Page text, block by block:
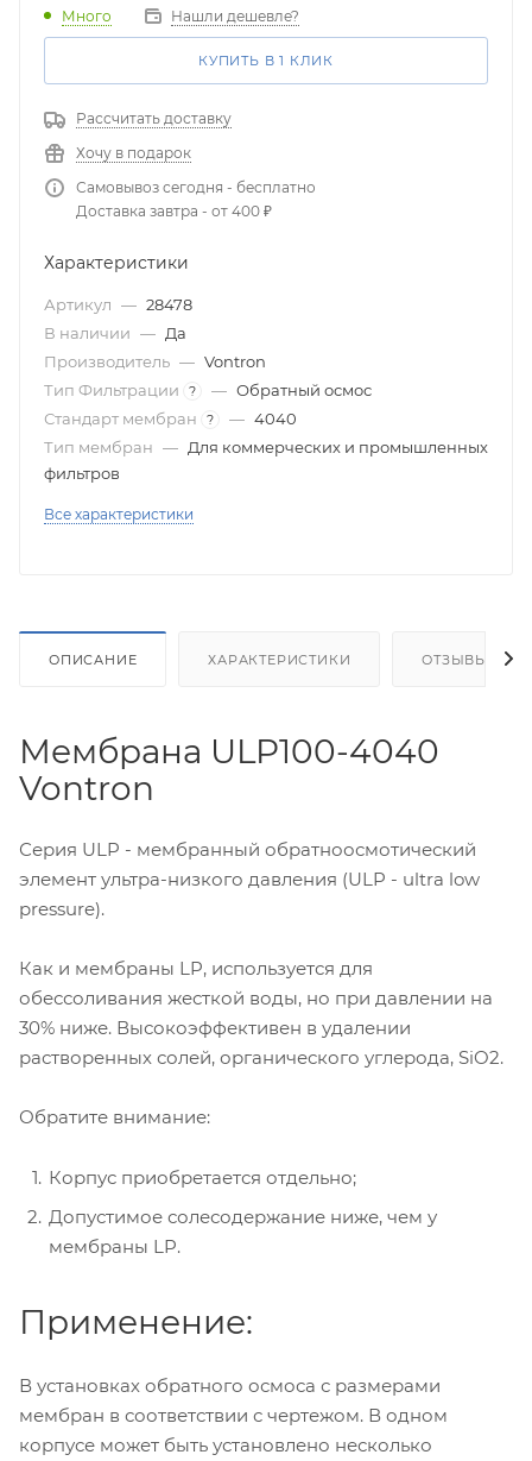
Много Нашли дешевле?
КУПИТЬ В 1 КЛИК
Рассчитать доставку
Хочу в подарок
Самовывоз сегодня - бесплатно
Доставка завтра - от 400 ₽
Характеристики
Артикул — 28478
В наличии — Да
Производитель — Vontron
Тип Фильтрации
? — Обратный осмос
Стандарт мембран
? — 4040
Тип мембран — Для коммерческих и промышленных
фильтров
Все характеристики
ОПИСАНИЕ ХАРАКТЕРИСТИКИ ОТЗЫВЫ
Мембрана ULP100-4040
Vontron
Серия ULP - мембранный обратноосмотический
элемент ультра-низкого давления (ULP - ultra low
pressure).
Как и мембраны LP, используется для
обессоливания жесткой воды, но при давлении на
30% ниже. Высокоэффективен в удалении
растворенных солей, органического углерода, SiO2.
Обратите внимание:
Корпус приобретается отдельно;
Допустимое солесодержание ниже, чем у
мембраны LP.
Применение:
В установках обратного осмоса с размерами
мембран в соответствии с чертежом. В одном
корпусе может быть установлено несколько